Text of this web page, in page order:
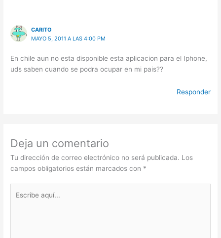
CARITO
MAYO 5, 2011 A LAS 4:00 PM
En chile aun no esta disponible esta aplicacion para el Iphone,
uds saben cuando se podra ocupar en mi pais??
Responder
Deja un comentario
Tu dirección de correo electrónico no será publicada. Los
campos obligatorios están marcados con *
aquí...